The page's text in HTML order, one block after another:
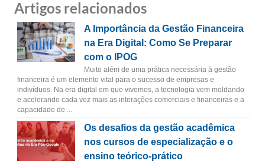
Artigos relacionados
A Importância da Gestão Financeira
na Era Digital: Como Se Preparar
com o IPOG
Muito além de uma prática necessária à gestão
financeira é um elemento vital para o sucesso de empresas e
indivíduos. Na era digital em que vivemos, a tecnologia vem moldando
e acelerando cada vez mais as interações comerciais e financeiras e a
capacidade de ...
Os desafios da gestão acadêmica
nos cursos de especialização e o
ensino teórico-prático